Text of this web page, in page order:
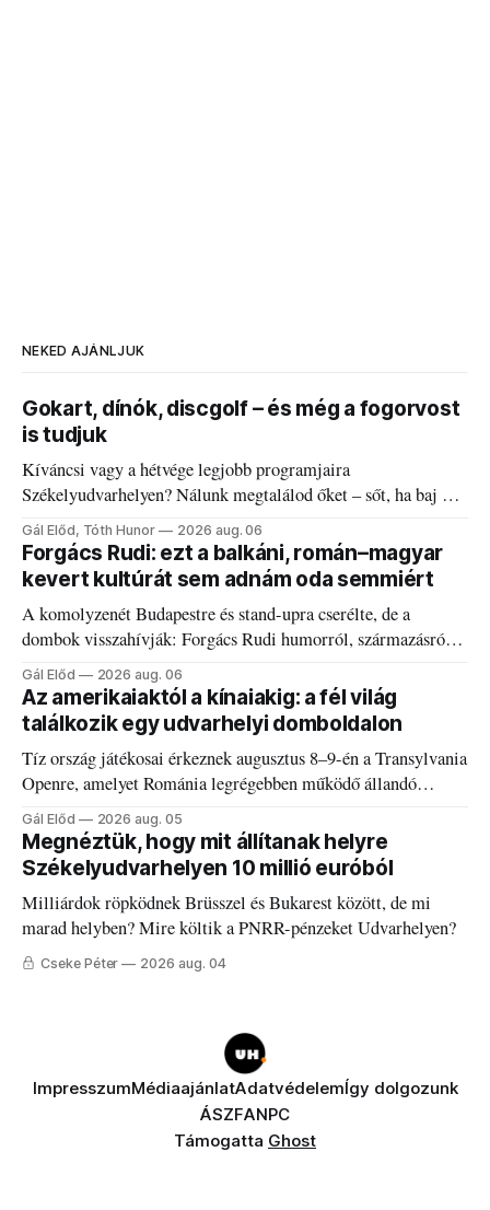
NEKED AJÁNLJUK
Gokart, dínók, discgolf – és még a fogorvost
is tudjuk
Kíváncsi vagy a hétvége legjobb programjaira
Székelyudvarhelyen? Nálunk megtalálod őket – sőt, ha baj van
a fogaddal, a fogorvosi ügyeletet is!
Gál Előd, Tóth Hunor 2026 aug. 06
Forgács Rudi: ezt a balkáni, román–magyar
kevert kultúrát sem adnám oda semmiért
A komolyzenét Budapestre és stand-upra cserélte, de a
dombok visszahívják: Forgács Rudi humorról, származásról
és határokról.
Gál Előd 2026 aug. 06
Az amerikaiaktól a kínaiakig: a fél világ
találkozik egy udvarhelyi domboldalon
Tíz ország játékosai érkeznek augusztus 8–9-én a Transylvania
Openre, amelyet Románia legrégebben működő állandó
discgolfpályáján rendeznek meg.
Gál Előd 2026 aug. 05
Megnéztük, hogy mit állítanak helyre
Székelyudvarhelyen 10 millió euróból
Milliárdok röpködnek Brüsszel és Bukarest között, de mi
marad helyben? Mire költik a PNRR-pénzeket Udvarhelyen?
Cseke Péter 2026 aug. 04
ImpresszumMédiaajánlatAdatvédelemÍgy dolgozunk
ÁSZFANPC
Támogatta Ghost